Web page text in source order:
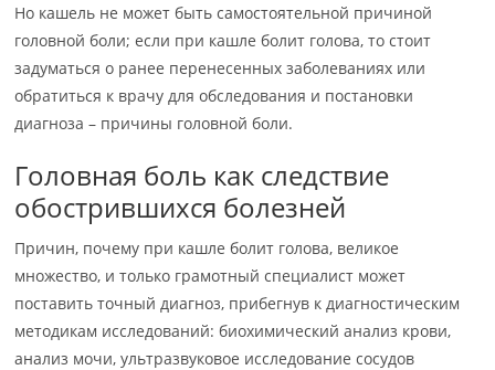
Но кашель не может быть самостоятельной причиной
головной боли; если при кашле болит голова, то стоит
задуматься о ранее перенесенных заболеваниях или
обратиться к врачу для обследования и постановки
диагноза – причины головной боли.
Головная боль как следствие
обострившихся болезней
Причин, почему при кашле болит голова, великое
множество, и только грамотный специалист может
поставить точный диагноз, прибегнув к диагностическим
методикам исследований: биохимический анализ крови,
анализ мочи, ультразвуковое исследование сосудов